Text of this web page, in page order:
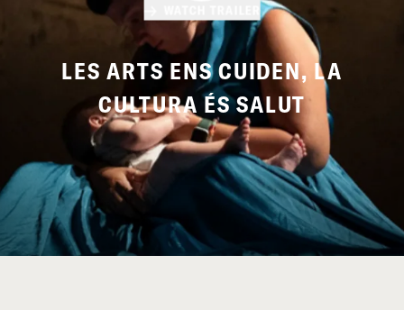
LES ARTS ENS CUIDEN, LA
CULTURA ÉS SALUT